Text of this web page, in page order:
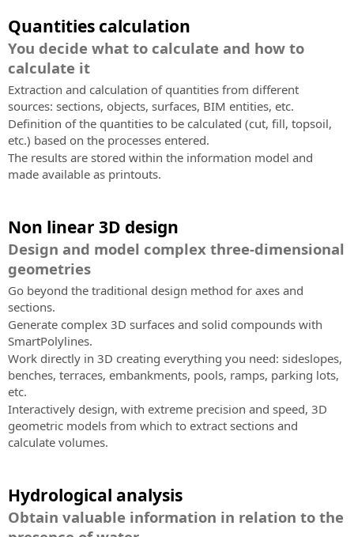
Quantities calculation
You decide what to calculate and how to
calculate it
Extraction and calculation of quantities from different
sources: sections, objects, surfaces, BIM entities, etc.
Definition of the quantities to be calculated (cut, fill, topsoil,
etc.) based on the processes entered.
The results are stored within the information model and
made available as printouts.
Non linear 3D design
Design and model complex three-dimensional
geometries
Go beyond the traditional design method for axes and
sections.
Generate complex 3D surfaces and solid compounds with
SmartPolylines.
Work directly in 3D creating everything you need: sideslopes,
benches, terraces, embankments, pools, ramps, parking lots,
etc.
Interactively design, with extreme precision and speed, 3D
geometric models from which to extract sections and
calculate volumes.
Hydrological analysis
Obtain valuable information in relation to the